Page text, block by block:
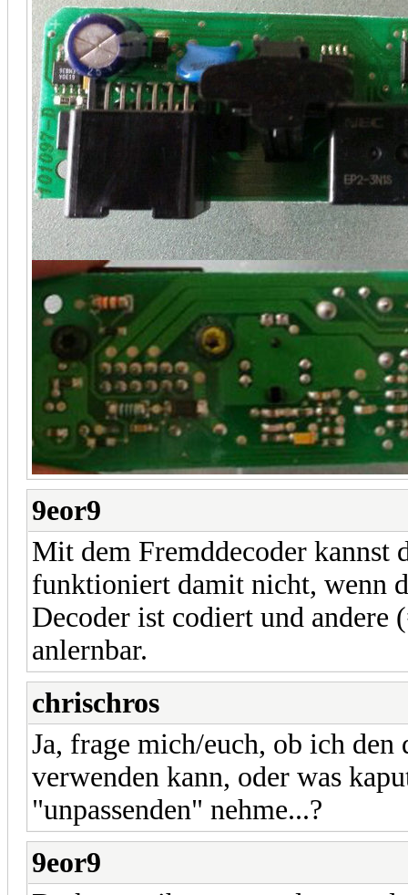
9eor9
Mit dem Fremddecoder kannst
funktioniert damit nicht, wenn
Decoder ist codiert und andere
anlernbar.
chrischros
Ja, frage mich/euch, ob ich den
verwenden kann, oder was
"unpassenden" nehme...?
9eor9